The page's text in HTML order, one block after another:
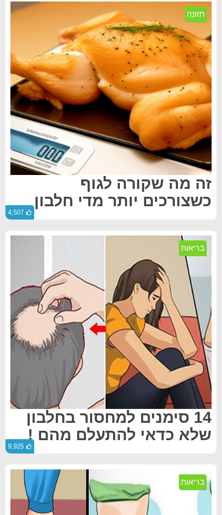
תזונה
זה מה שקורה לגוף
כשצורכים יותר מדי חלבון
4,507
בריאות
14 סימנים למחסור בחלבון
שלא כדאי להתעלם מהם !
9,925
בריאות